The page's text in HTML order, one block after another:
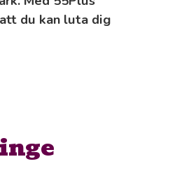
du kan luta dig